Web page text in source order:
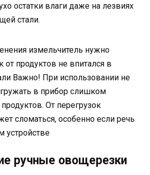
остатки влаги даже на лезвиях
стали.
измельчитель нужно
от продуктов не впитался в
Важно! При использовании не
в прибор слишком
От перегрузок
сломаться, особенно если речь
устройстве
ручные овощерезки